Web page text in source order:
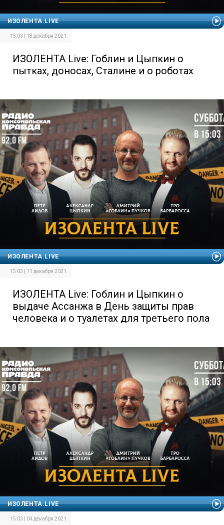
ИЗОЛЕНТА.LIVE
15:03 | 18 декабря 2021
ИЗОЛЕНТА Live: Гоблин и Цыпкин о
пытках, доносах, Сталине и о роботах
ИЗОЛЕНТА.LIVE
15:03 | 11 декабря 2021
ИЗОЛЕНТА Live: Гоблин и Цыпкин о
выдаче Ассанжа в День защиты прав
человека и о туалетах для третьего пола
ИЗОЛЕНТА.LIVE
15:03 | 04 декабря 2021